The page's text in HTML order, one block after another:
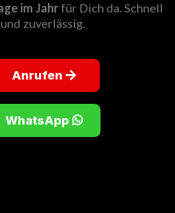
im Jahrfür Dich da. Schnell
und zuverlässig.
Anrufen
WhatsApp